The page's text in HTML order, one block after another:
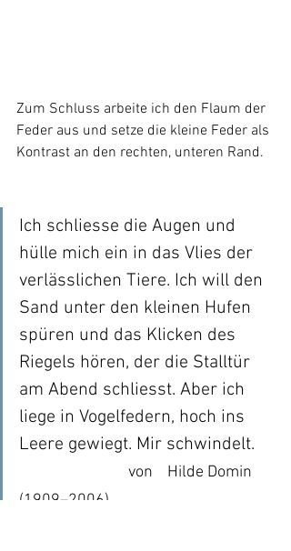
Zum Schluss arbeite ich den Flaum der
Feder aus und setze die kleine Feder als
Kontrast an den rechten, unteren Rand.
Ich schliesse die Augen und
hülle mich ein in das Vlies der
verlässlichen Tiere. Ich will den
Sand unter den kleinen Hufen
spüren und das Klicken des
Riegels hören, der die Stalltür
am Abend schliesst. Aber ich
liege in Vogelfedern, hoch ins
Leere gewiegt. Mir schwindelt.
von    Hilde Domin
(1909–2006)